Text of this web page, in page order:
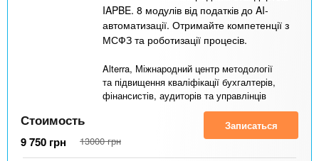
IAPBE. 8 модулів від податків до AI-
автоматизації. Отримайте компетенції з
МСФЗ та роботизації процесів.
Alterra, Міжнародний центр методології
та підвищення кваліфікації бухгалтерів,
фінансистів, аудиторів та управлінців
Стоимость
9 750 грн 13000 грн
Записаться